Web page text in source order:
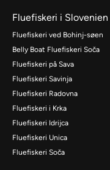
Fluefiskeri i Slovenien
Fluefiskeri ved Bohinj-søen
Belly Boat Fluefiskeri Soča
Fluefiskeri på Sava
Fluefiskeri Savinja
Fluefiskeri Radovna
Fluefiskeri i Krka
Fluefiskeri Idrijca
Fluefiskeri Unica
Fluefiskeri Soča